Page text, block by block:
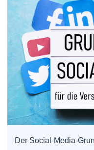
Der Social-Media-